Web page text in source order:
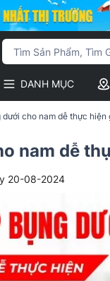
DANH MỤC
dưới cho nam dễ thực
nam dễ
20-08-2024